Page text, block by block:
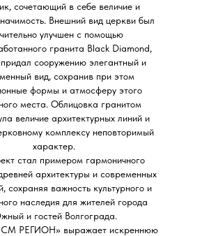
сочетающий в себе величие и
Внешний вид церкви был
улучшен с помощью
гранита Black Diamond,
сооружению элегантный и
вид, сохранив при этом
формы и атмосферу этого
места. Облицовка гранитом
величие архитектурных линий и
комплексу неповторимый
характер.
стал примером гармоничного
архитектуры и современных
сохраняя важность культурного и
наследия для жителей города
и гостей Волгограда.
РЕГИОН» выражает искреннюю